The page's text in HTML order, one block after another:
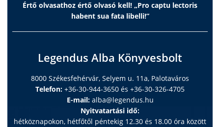
Értő olvasathoz értő olvasó kell! „Pro captu lectoris
habent sua fata libelli!”
Legendus Alba Könyvesbolt
8000 Székesfehérvár, Selyem u. 11a, Palotaváros
Telefon: +36-30-944-3650 és +36-30-326-4705
E-mail: alba@legendus.hu
Nyitvatartási idő:
hétköznapokon, hétfőtől péntekig 12.30 és 18.00 óra között